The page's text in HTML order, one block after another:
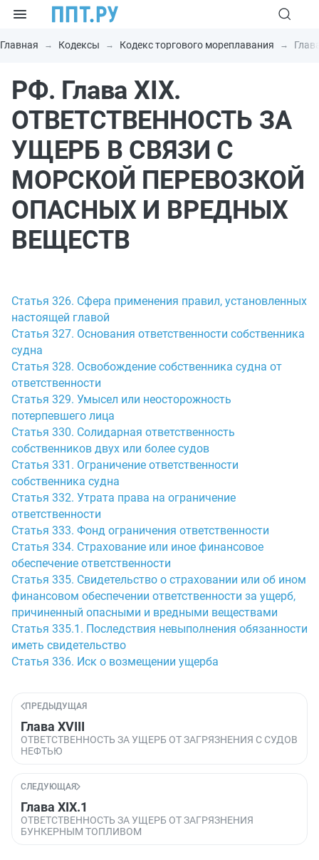
Главная Кодексы Кодекс торгового мореплавания
РФ. Глава XIX.
ОТВЕТСТВЕННОСТЬ ЗА
УЩЕРБ В СВЯЗИ С
МОРСКОЙ ПЕРЕВОЗКОЙ
ОПАСНЫХ И ВРЕДНЫХ
ВЕЩЕСТВ
Статья 326. Сфера применения правил, установленных
настоящей главой
Статья 327. Основания ответственности собственника
судна
Статья 328. Освобождение собственника судна от
ответственности
Статья 329. Умысел или неосторожность
потерпевшего лица
Статья 330. Солидарная ответственность
собственников двух или более судов
Статья 331. Ограничение ответственности
собственника судна
Статья 332. Утрата права на ограничение
ответственности
Статья 333. Фонд ограничения ответственности
Статья 334. Страхование или иное финансовое
обеспечение ответственности
Статья 335. Свидетельство о страховании или об ином
финансовом обеспечении ответственности за ущерб,
причиненный опасными и вредными веществами
Статья 335.1. Последствия невыполнения обязанности
иметь свидетельство
Статья 336. Иск о возмещении ущерба
ПРЕДЫДУЩАЯ
Глава XVIII
ОТВЕТСТВЕННОСТЬ ЗА УЩЕРБ ОТ ЗАГРЯЗНЕНИЯ С СУДОВ
НЕФТЬЮ
СЛЕДУЮЩАЯ
Глава XIX.1
ОТВЕТСТВЕННОСТЬ ЗА УЩЕРБ ОТ ЗАГРЯЗНЕНИЯ
БУНКЕРНЫМ ТОПЛИВОМ